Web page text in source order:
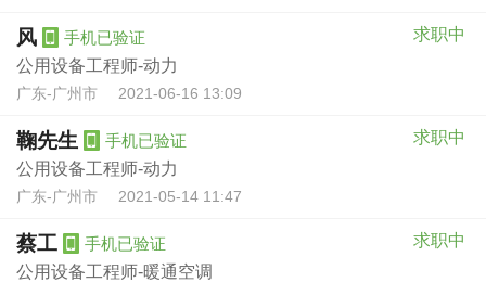
风 手机已验证
求职中
公用设备工程师-动力
广东-广州市 2021-06-16 13:09
鞠先生 手机已验证
求职中
公用设备工程师-动力
广东-广州市 2021-05-14 11:47
蔡工 手机已验证
求职中
公用设备工程师-暖通空调